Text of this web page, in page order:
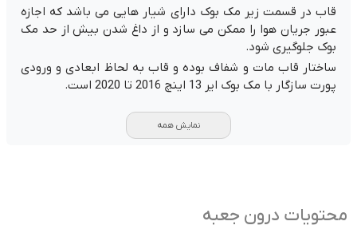
قاب در قسمت زیر مک بوک دارای شیار هایی می باشد که اجازه
عبور جریان هوا را ممکن می سازد و از داغ شدن بیش از حد مک
بوک جلوگیری شود.
ساختار قاب مات و شفاف بوده و قاب به لحاظ ابعادی و ورودی
پورت سازگار با مک بوک ایر 13 اینچ 2016 تا 2020 است.
نمایش همه
محتویات درون جعبه